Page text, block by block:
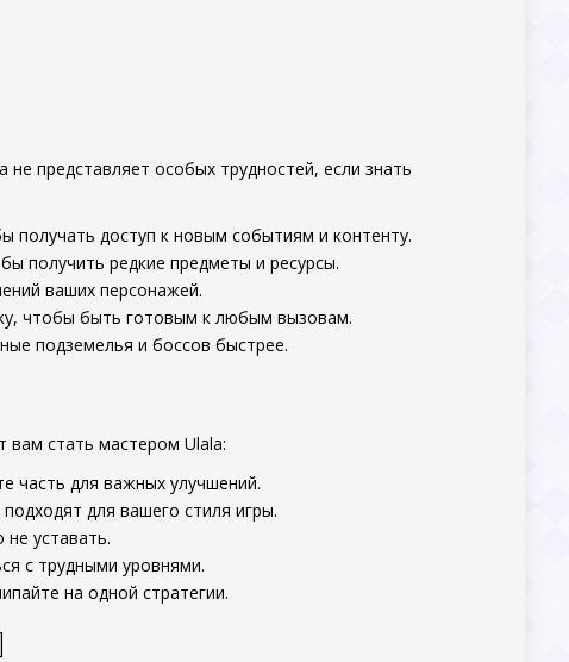
представляет особых трудностей, если знать
получать доступ к новым событиям и контенту.
получить редкие предметы и ресурсы.
ваших персонажей.
чтобы быть готовым к любым вызовам.
подземелья и боссов быстрее.
вам стать мастером Ulala:
часть для важных улучшений.
для вашего стиля игры.
уставать.
с трудными уровнями.
на одной стратегии.